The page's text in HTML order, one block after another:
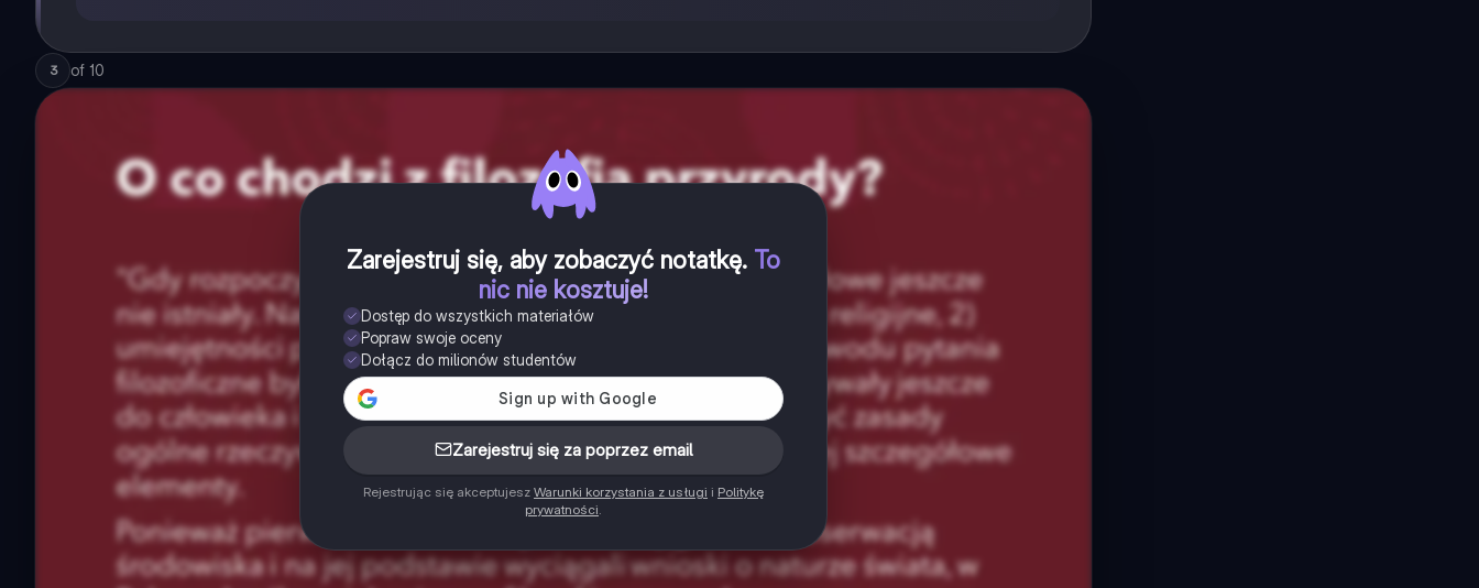
3 of 10
Zarejestruj się, aby zobaczyć notatkę. To
nic nie kosztuje!
Dostęp do wszystkich materiałów
Popraw swoje oceny
Dołącz do milionów studentów
Zarejestruj się za poprzez email
Rejestrując się akceptujesz Warunki korzystania z usługi i Politykę
prywatności.